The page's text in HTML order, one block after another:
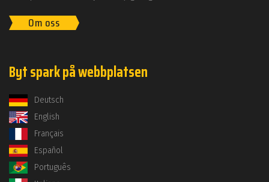
Om oss
Byt spark på webbplatsen
Deutsch
English
Français
Español
Português